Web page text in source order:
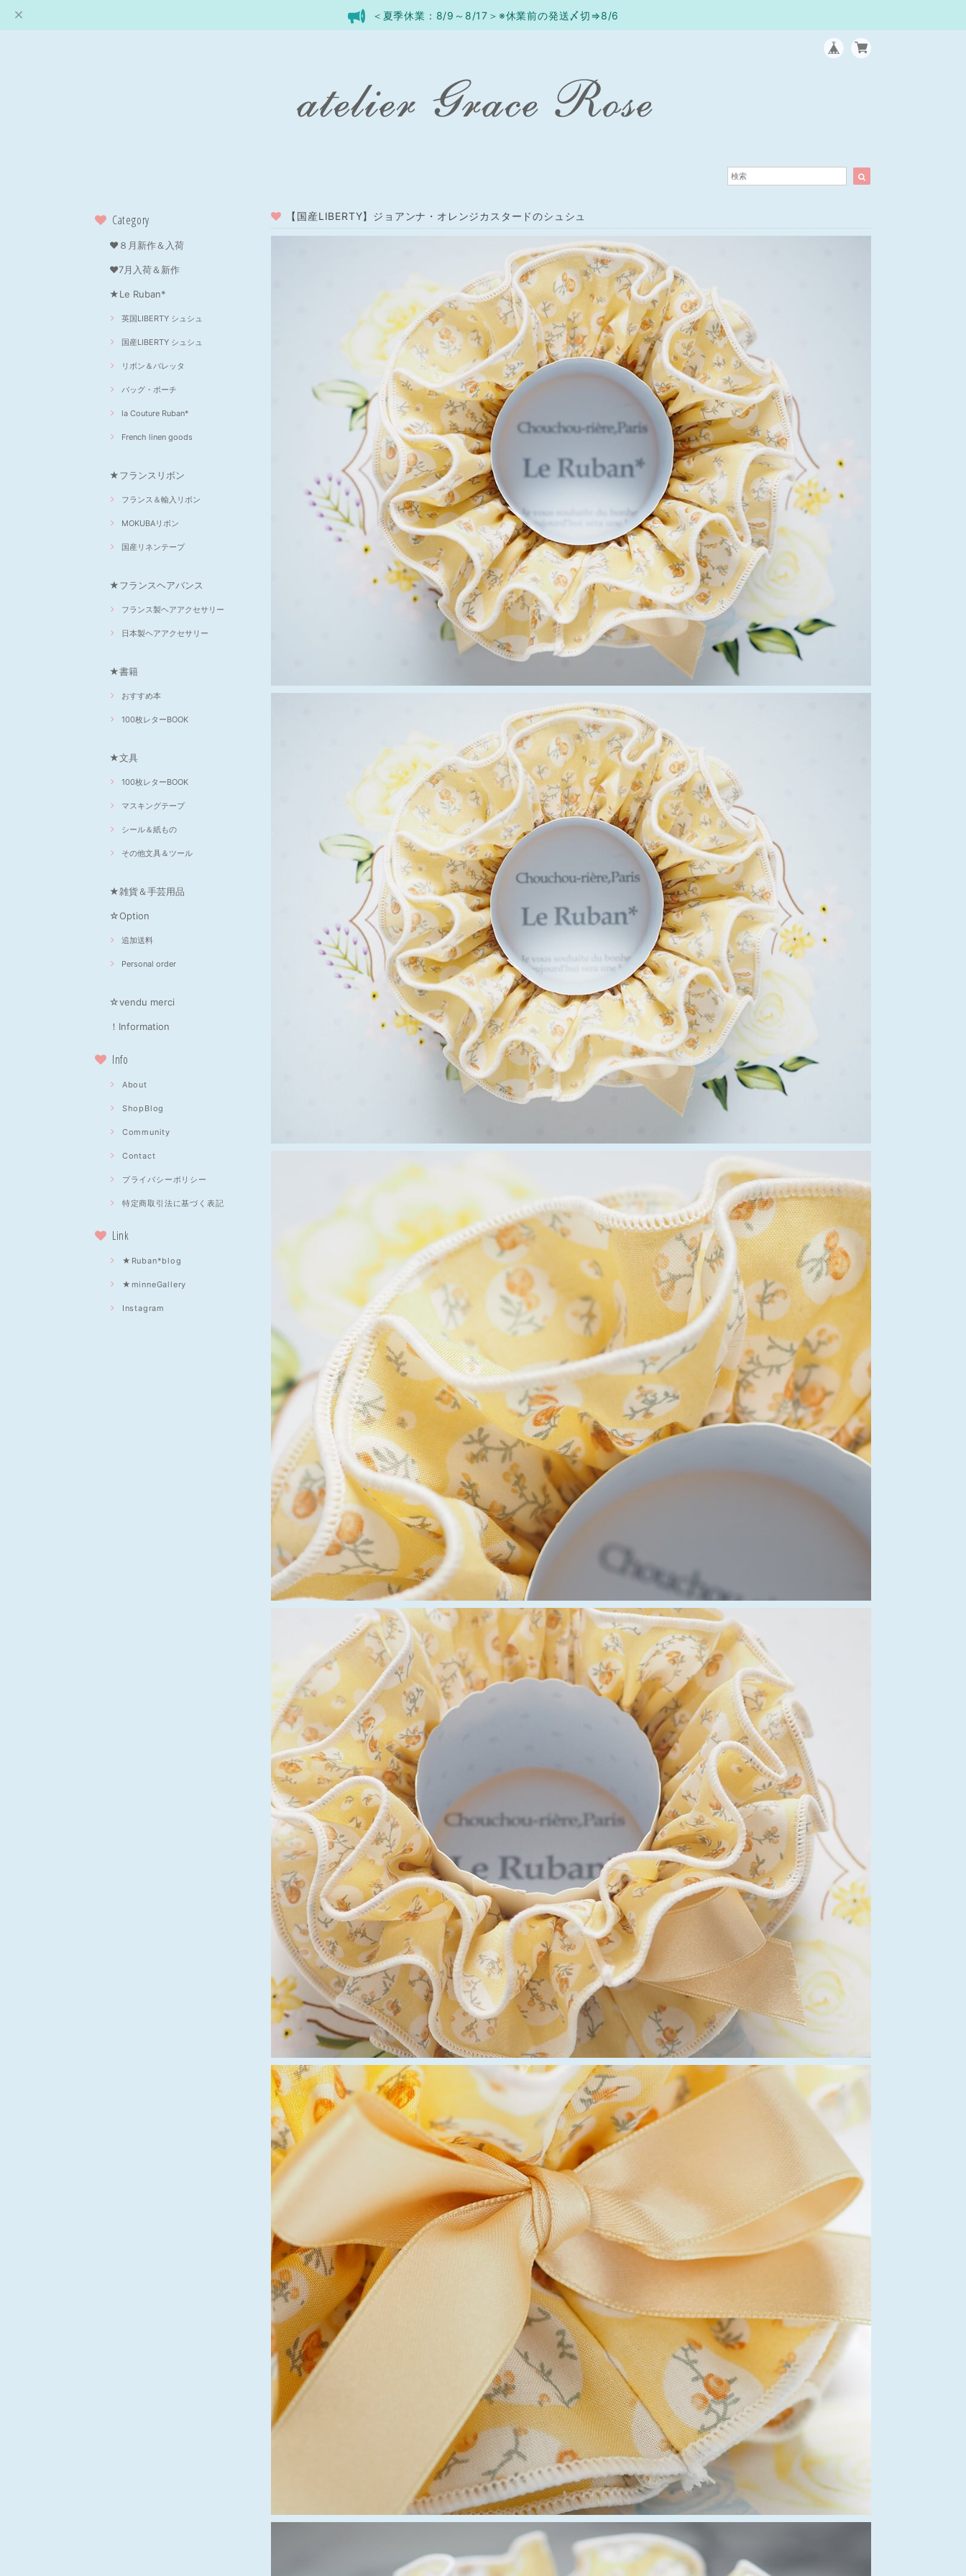
＜夏季休業：8/9～8/17＞※休業前の発送〆切⇒8/6
Category
❤８月新作＆入荷
❤7月入荷＆新作
★Le Ruban*
英国LIBERTY シュシュ
国産LIBERTY シュシュ
リボン＆バレッタ
バッグ・ポーチ
la Couture Ruban*
French linen goods
★フランスリボン
フランス＆輸入リボン
MOKUBAリボン
国産リネンテープ
★フランスヘアバンス
フランス製ヘアアクセサリー
日本製ヘアアクセサリー
★書籍
おすすめ本
100枚レターBOOK
★文具
100枚レターBOOK
マスキングテープ
シール＆紙もの
その他文具＆ツール
★雑貨＆手芸用品
☆Option
追加送料
Personal order
☆vendu merci
！Information
Info
About
ShopBlog
Community
Contact
プライバシーポリシー
特定商取引法に基づく表記
Link
★Ruban*blog
★minneGallery
Instagram
【国産LIBERTY】ジョアンナ・オレンジカスタードのシュシュ